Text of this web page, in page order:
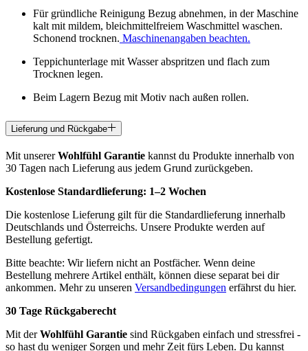
Für gründliche Reinigung Bezug abnehmen, in der Maschine
kalt mit mildem, bleichmittelfreiem Waschmittel waschen.
Schonend trocknen. Maschinenangaben beachten.
Teppichunterlage mit Wasser abspritzen und flach zum
Trocknen legen.
Beim Lagern Bezug mit Motiv nach außen rollen.
Lieferung und Rückgabe
Mit unsererWohlfühl Garantie kannst du Produkte innerhalb von
30 Tagen nach Lieferung aus jedem Grund zurückgeben.
Kostenlose Standardlieferung: 1–2 Wochen
Die kostenlose Lieferung gilt für die Standardlieferung innerhalb
Deutschlands und Österreichs. Unsere Produkte werden auf
Bestellung gefertigt.
Bitte beachte: Wir liefern nicht an Postfächer. Wenn deine
Bestellung mehrere Artikel enthält, können diese separat bei dir
ankommen. Mehr zu unseren Versandbedingungen erfährst du hier.
30 Tage Rückgaberecht
Mit derWohlfühl Garantie sind Rückgaben einfach und stressfrei -
so hast du weniger Sorgen und mehr Zeit fürs Leben. Du kannst